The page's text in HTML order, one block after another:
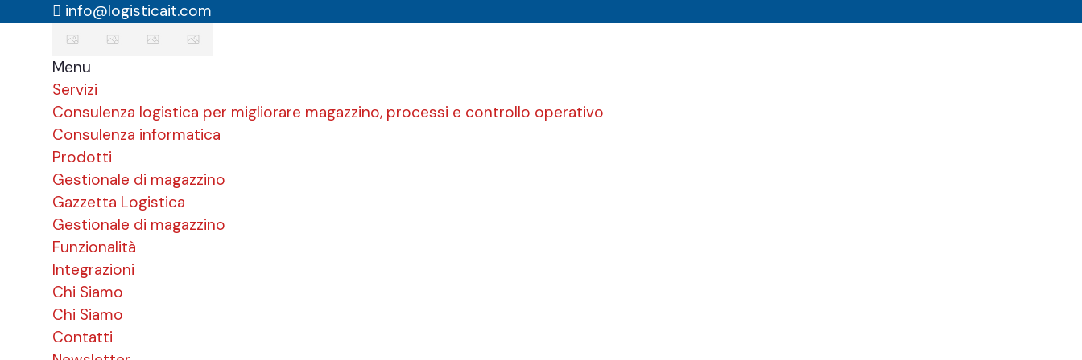
info@logisticait.com
Menu
Servizi
Consulenza logistica per migliorare magazzino, processi e controllo operativo
Consulenza informatica
Prodotti
Gestionale di magazzino
Gazzetta Logistica
Gestionale di magazzino
Funzionalità
Integrazioni
Chi Siamo
Chi Siamo
Contatti